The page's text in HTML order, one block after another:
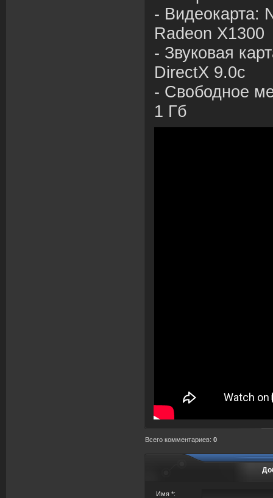
- Видеокарта:
Radeon X1300
- Звуковая
DirectX 9.0c
- Свободное
1 Гб
Всего комментариев: 0
Имя *: